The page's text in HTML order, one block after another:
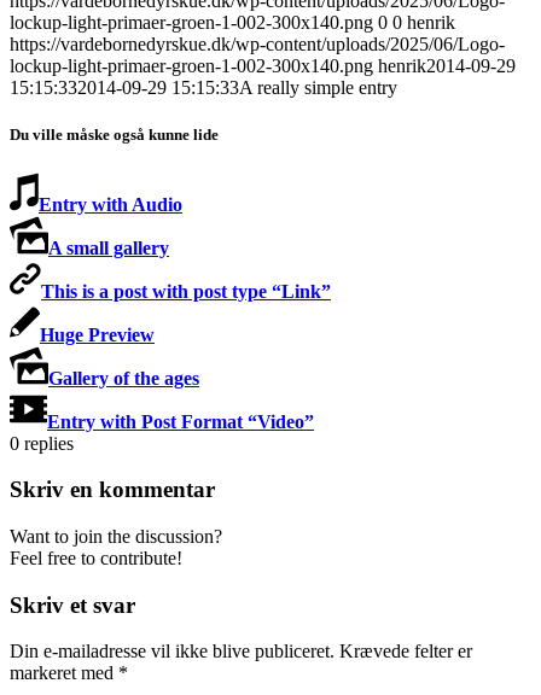
lockup-light-primaer-groen-1-002-300x140.png 0 0 henrik
https://vardebornedyrskue.dk/wp-content/uploads/2025/06/Logo-
lockup-light-primaer-groen-1-002-300x140.png henrik2014-09-29
15:15:332014-09-29 15:15:33A really simple entry
Du ville måske også kunne lide
Entry with Audio
A small gallery
This is a post with post type “Link”
Huge Preview
Gallery of the ages
Entry with Post Format “Video”
0 replies
Skriv en kommentar
Want to join the discussion?
Feel free to contribute!
Skriv et svar
Din e-mailadresse vil ikke blive publiceret. Krævede felter er
markeret med *